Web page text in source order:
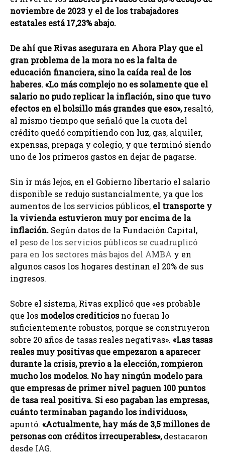
noviembre de 2023 y el de los trabajadores
estatales está 17,23% abajo.
De ahí que Rivas asegurara en Ahora Play que el
gran problema de la mora no es la falta de
educación financiera, sino la caída real de los
haberes. «Lo más complejo no es solamente que el
salario no pudo replicar la inflación, sino que tuvo
efectos en el bolsillo más grandes que eso»,resaltó,
al mismo tiempo que señaló que la cuota del
crédito quedó compitiendo con luz, gas, alquiler,
expensas, prepaga y colegio, y que terminó siendo
uno de los primeros gastos en dejar de pagarse.
Sin ir más lejos, en el Gobierno libertario el salario
disponible se redujo sustancialmente, ya que los
aumentos de los servicios públicos, el transporte y
la vivienda estuvieron muy por encima de la
inflación. Según datos de la Fundación Capital,
el peso de los servicios públicos se cuadruplicó
para en los sectores más bajos del AMBA y en
algunos casos los hogares destinan el 20% de sus
ingresos.
Sobre el sistema, Rivas explicó que «es probable
que los modelos crediticiosno fueran lo
suficientemente robustos, porque se construyeron
sobre 20 años de tasas reales negativas». «Las tasas
reales muy positivas que empezaron a aparecer
durante la crisis, previo a la elección, rompieron
mucho los modelos. No hay ningún modelo para
que empresas de primer nivel paguen 100 puntos
de tasa real positiva. Si eso pagaban las empresas,
cuánto terminaban pagando los individuos»,
apuntó. «Actualmente, hay más de 3,5 millones de
personas con créditos irrecuperables»,destacaron
desde IAG.